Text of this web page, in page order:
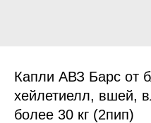
Капли АВЗ Барс от
хейлетиелл, вшей,
более 30 кг (2пип)